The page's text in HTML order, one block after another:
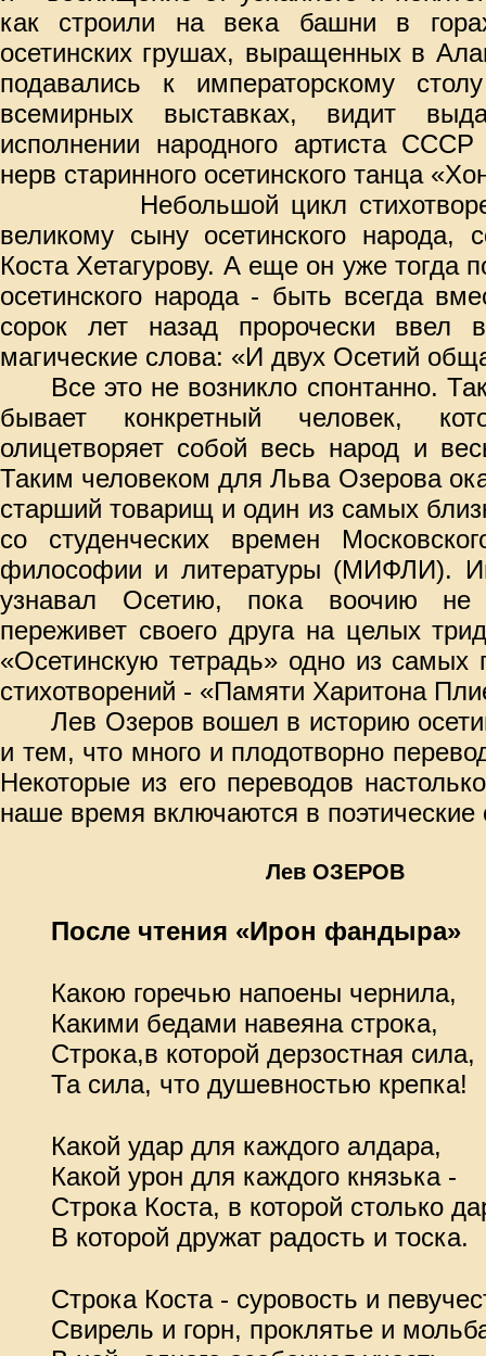
как строили на века башни в
осетинских грушах, выращенных в
подавались к императорскому
всемирных выставках, видит
исполнении народного артиста СССР
нерв старинного осетинского танца
Небольшой цикл
великому сыну осетинского народа,
Коста Хетагурову. А еще он уже тогда
осетинского народа - быть всегда
сорок лет назад пророчески ввел
магические слова: «И двух Осетий
Все это не возникло спонтанно.
бывает конкретный человек,
олицетворяет собой весь народ и
Таким человеком для Льва Озерова
старший товарищ и один из самых
со студенческих времен
философии и литературы (МИФЛИ).
узнавал Осетию, пока воочию
переживет своего друга на целых
«Осетинскую тетрадь» одно из самых
стихотворений - «Памяти Харитона
Лев Озеров вошел в историю
и тем, что много и плодотворно
Некоторые из его переводов
наше время включаются в поэтические
Лев ОЗЕРОВ
После чтения «Ирон фандыра»
Какою горечью напоены чернила,
Какими бедами навеяна строка,
Строка,в которой дерзостная сила,
Та сила, что душевностью крепка!
Какой удар для каждого алдара,
Какой урон для каждого князька -
Строка Коста, в которой столько
В которой дружат радость и тоска.
Строка Коста - суровость и
Свирель и горн, проклятье и